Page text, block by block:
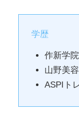
学歴
作新学
山野美
ASPIト